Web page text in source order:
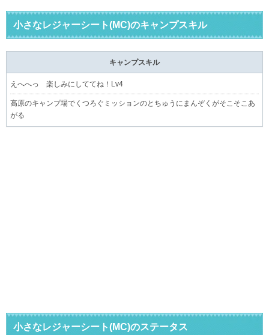
小さなレジャーシート(MC)のキャンプスキル
キャンプスキル
えへへっ 楽しみにしててね！Lv4
高原のキャンプ場でくつろぐミッションのとちゅうにまんぞくがそこそこあ
がる
小さなレジャーシート(MC)のステータス